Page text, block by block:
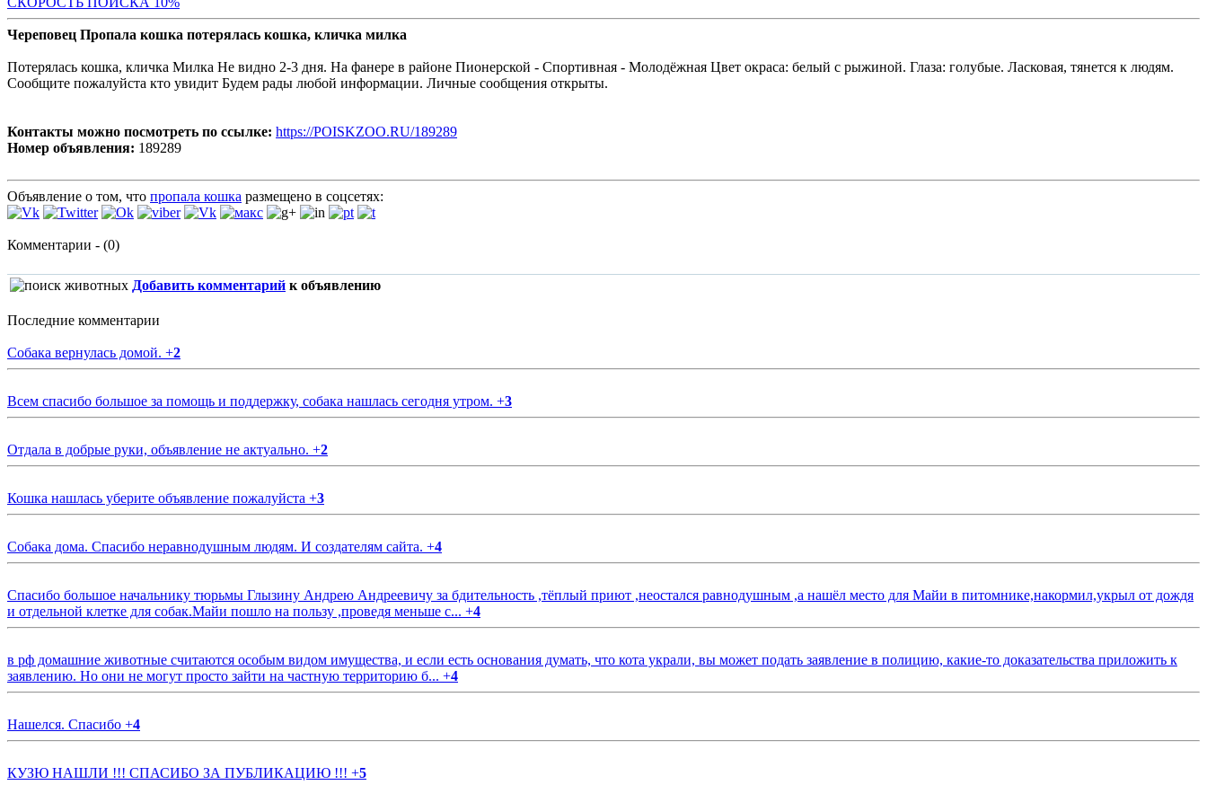
Череповец Пропала кошка потерялась кошка, кличка милка
Потерялась кошка, кличка Милка Не видно 2-3 дня. На фанере в районе Пионерской - Спортивная - Молодёжная Цвет окраса: белый с рыжиной. Глаза: голубые. Ласковая, тянется к людям.
Сообщите пожалуйста кто увидит Будем рады любой информации. Личные сообщения открыты.
Контакты можно посмотреть по ссылке: https://POISKZOO.RU/189289
Номер объявления: 189289
Объявление о том, что пропала кошка размещено в соцсетях:
Комментарии - (0)
Добавить комментарий к объявлению
Последние комментарии
Собака вернулась домой. +2
Всем спасибо большое за помощь и поддержку, собака нашлась сегодня утром. +3
Отдала в добрые руки, объявление не актуально. +2
Кошка нашлась уберите объявление пожалуйста +3
Собака дома. Спасибо неравнодушным людям. И создателям сайта. +4
Спасибо большое начальнику тюрьмы Глызину Андрею Андреевичу за бдительность ,тёплый приют ,неостался равнодушным ,а нашёл место для Майи в питомнике,накормил,укрыл от дождя
и отдельной клетке для собак.Майи пошло на пользу ,проведя меньше с... +4
в рф домашние животные считаются особым видом имущества, и если есть основания думать, что кота украли, вы может подать заявление в полицию, какие-то доказательства приложить к
заявлению. Но они не могут просто зайти на частную территорию б... +4
Нашелся. Спасибо +4
КУЗЮ НАШЛИ !!! СПАСИБО ЗА ПУБЛИКАЦИЮ !!! +5